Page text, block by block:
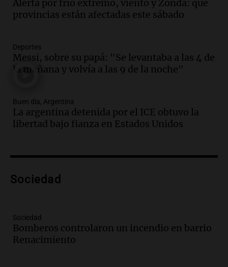
Audio. Borges, abogada de Pourrain:
"Tres hombres se lo llevaron para
Una mañana para todos
Episodios
Audio.Voluntarios limpiaron 9.000
Una mañana para todos
Episodios
La historia de la servilleta que
contrato de Leo con Barcelona
Episodios
Una mañana para todos
Episodios
Alerta por frío extremo, viento y Zonda: qué
provincias están afectadas este sábado
Deportes
Messi, sobre su papá: "Se levantaba a las 4 de
la mañana y volvía a las 9 de la noche"
Buen día, Argentina
La argentina detenida por el ICE obtuvo la
libertad bajo fianza en Estados Unidos
Sociedad
Sociedad
Bomberos controlaron un incendio en barrio
Renacimiento